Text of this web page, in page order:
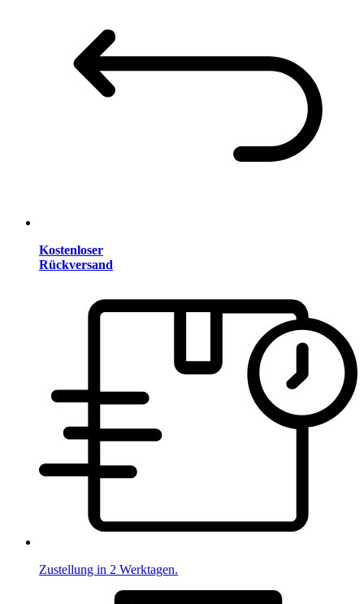
Kostenloser
Rückversand
Zustellung in 2 Werktagen.